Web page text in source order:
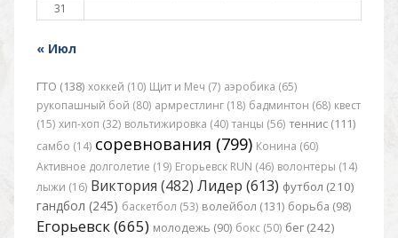
31
« Июл
ГТО (138) хоккей (10) Щит и Меч (7) аэробика (65)
рукопашный бой (80) армрестлинг (18) бадминтон (68) квест
(15) хип-хоп (32) вольтижировка (40) танцы (56) теннис (111)
самбо (14) соревнования (799) Конина (60)
Активное долголетие (19) Егорьевск RUN (46) волонтеры (14)
лыжи (16) Виктория (482) Лидер (613) футбол (210)
гандбол (245) баскетбол (53) волейбол (131) борьба (98)
Егорьевск (665) молодежь (90) бокс (50) бег (242)